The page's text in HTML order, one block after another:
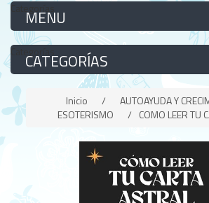
Categorías
Categorías
Inicio / AUTOAYUDA Y
ESOTERISMO
/ COMO LEER TU